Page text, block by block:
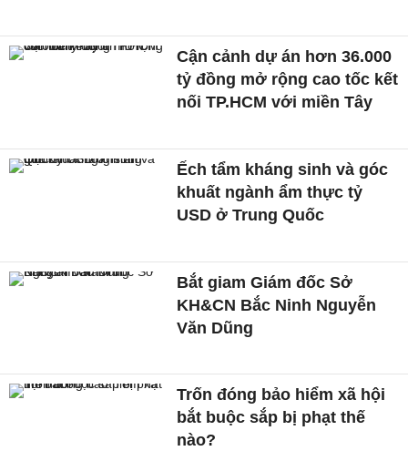
Cận cảnh dự án hơn 36.000
tỷ đồng mở rộng cao tốc kết
nối TP.HCM với miền Tây
Ếch tẩm kháng sinh và góc
khuất ngành ẩm thực tỷ
USD ở Trung Quốc
Bắt giam Giám đốc Sở
KH&CN Bắc Ninh Nguyễn
Văn Dũng
Trốn đóng bảo hiểm xã hội
bắt buộc sắp bị phạt thế
nào?